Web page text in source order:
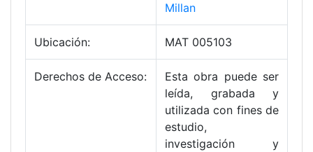
Millan
Ubicación: MAT 005103
Derechos de Acceso:
Esta obra puede ser
leída, grabada y
utilizada con fines de
estudio,
investigación y